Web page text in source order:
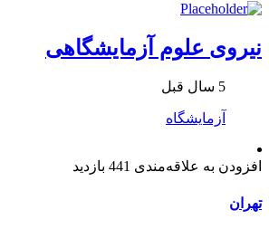
نیروی علوم آزمایشگاهی
5 سال قبل
آزمایشگاه
افزودن به علاقه‌مندی 441 بازدید
تهران